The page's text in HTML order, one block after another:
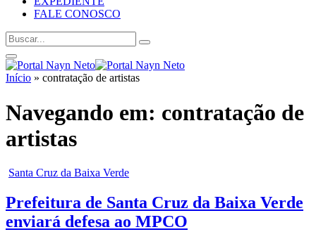
FALE CONOSCO
Início » contratação de artistas
Navegando em: contratação de
artistas
Santa Cruz da Baixa Verde
Prefeitura de Santa Cruz da Baixa Verde
enviará defesa ao MPCO